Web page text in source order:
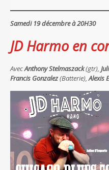
Samedi 19 décembre à 20H30
JD Harmo en
AvecAnthony Stelmaszack(gtr),
Francis Gonzalez(Batterie), Alexis